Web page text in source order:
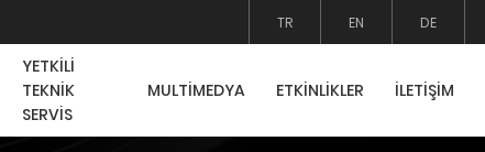
TR EN DE
YETKİLİ
TEKNİK
SERVİS
MULTİMEDYA ETKİNLİKLER İLETİŞİM